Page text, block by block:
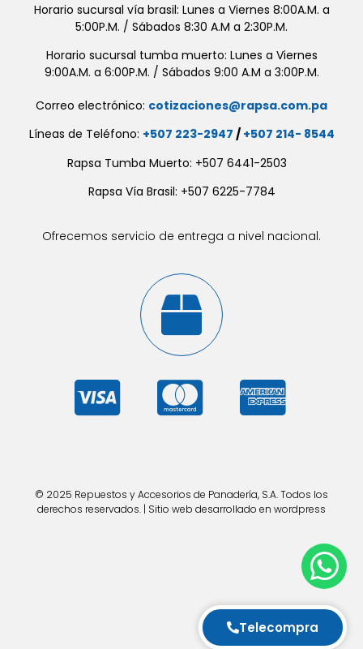
Horario sucursal vía brasil: Lunes a Viernes 8:00A.M. a
5:00P.M. / Sábados 8:30 A.M a 2:30P.M.
Horario sucursal tumba muerto: Lunes a Viernes
9:00A.M. a 6:00P.M. / Sábados 9:00 A.M a 3:00P.M.
Correo electrónico: cotizaciones@rapsa.com.pa
Líneas de Teléfono: +507 223-2947 / +507 214- 8544
Rapsa Tumba Muerto: +507 6441-2503
Rapsa Vía Brasil: +507 6225-7784
Ofrecemos servicio de entrega a nivel nacional.
© 2025 Repuestos y Accesorios de Panadería, S.A. Todos los
derechos reservados. | Sitio web desarrollado en wordpress
Telecompra